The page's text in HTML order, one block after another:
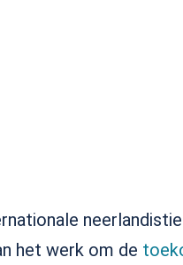
het werk om de